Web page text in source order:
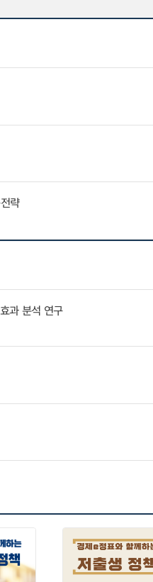
략
과 분석 연구